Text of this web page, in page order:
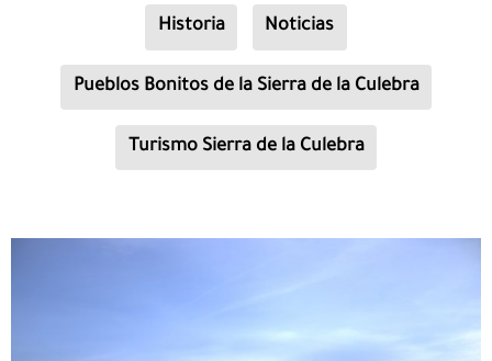
Historia Noticias
Pueblos Bonitos de la Sierra de la Culebra
Turismo Sierra de la Culebra